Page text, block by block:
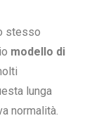
stesso
modello di
lunga
normalità.